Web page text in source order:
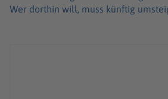
Wer dorthin will, muss künftig